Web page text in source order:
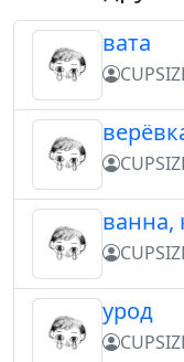
вата
ванна,
урод